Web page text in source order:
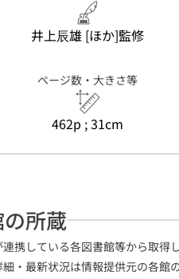
井上辰雄 [ほか]監修
ページ数・大きさ等
462p ; 31cm
所蔵
携している各図書館等から取得
・最新状況は情報提供元の各